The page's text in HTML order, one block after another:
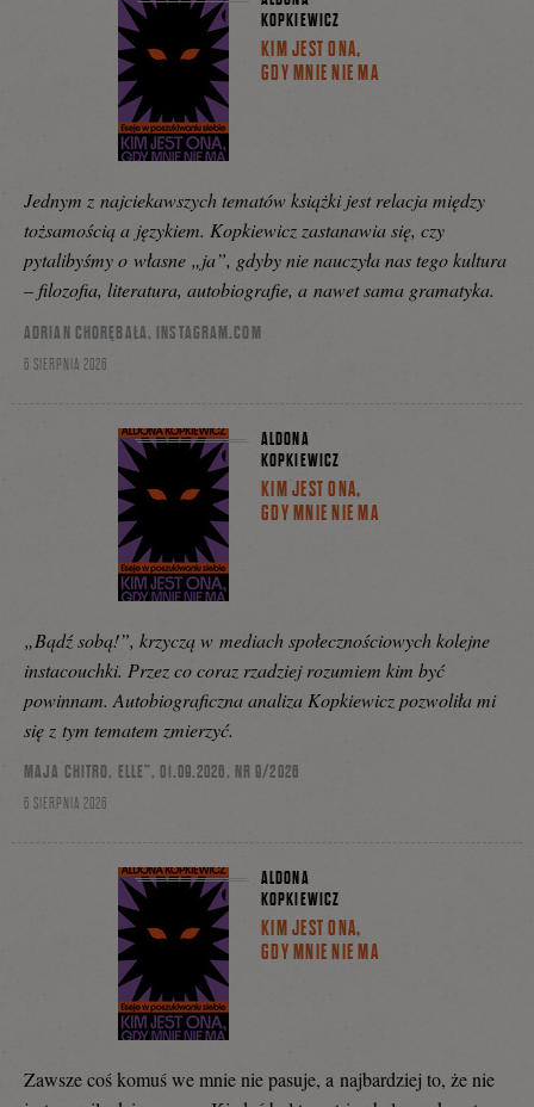
KOPKIEWICZ
KIM JEST ONA,
GDY MNIE NIE MA
Jednym z najciekawszych tematów książki jest relacja między
tożsamością a językiem. Kopkiewicz zastanawia się, czy
pytalibyśmy o własne „ja”, gdyby nie nauczyła nas tego kultura
– filozofia, literatura, autobiografie, a nawet sama gramatyka.
ADRIAN CHORĘBAŁA, INSTAGRAM.COM
6 SIERPNIA 2026
ALDONA
KOPKIEWICZ
KIM JEST ONA,
GDY MNIE NIE MA
„Bądź sobą!”, krzyczą w mediach społecznościowych kolejne
instacouchki. Przez co coraz rzadziej rozumiem kim być
powinnam. Autobiograficzna analiza Kopkiewicz pozwoliła mi
się z tym tematem zmierzyć.
MAJA CHITRO, ELLE”, 01.09.2026, NR 9/2026
6 SIERPNIA 2026
ALDONA
KOPKIEWICZ
KIM JEST ONA,
GDY MNIE NIE MA
Zawsze coś komuś we mnie nie pasuje, a najbardziej to, że nie